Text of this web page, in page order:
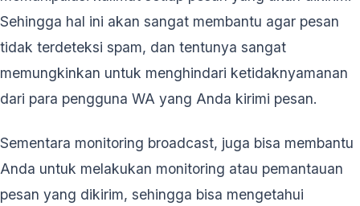
Sehingga hal ini akan sangat membantu agar pesan
tidak terdeteksi spam, dan tentunya sangat
memungkinkan untuk menghindari ketidaknyamanan
dari para pengguna WA yang Anda kirimi pesan.
Sementara monitoring broadcast, juga bisa membantu
Anda untuk melakukan monitoring atau pemantauan
pesan yang dikirim, sehingga bisa mengetahui